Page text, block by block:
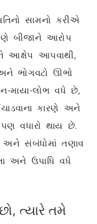
સામનો કરીએ
બીજાને આરોપ
આપવાથી,
ભોગવટો ઊભો
માયા-લોભ વધે છે,
કારણે અને
પણ વધારો થાય છે.
સંબંધોમાં તણાવ
અને ઉપાધિ વધે
, ત્યારે તમે